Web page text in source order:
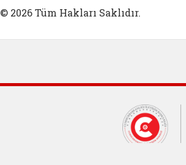
© 2026 Tüm Hakları Saklıdır.